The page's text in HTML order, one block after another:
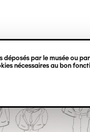
déposés par le musée ou
nécessaires au bon